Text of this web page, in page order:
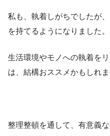
私も、執着しがちでしたが
を持てるようになりました。
生活環境やモノへの執着を
は、結構おススメかもしれま
整理整頓を通して、有意義